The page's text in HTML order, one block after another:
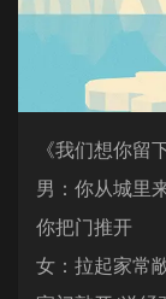
《我们想你留
男：你从城里
你把门推开
女：拉起家常